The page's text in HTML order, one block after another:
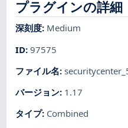
プラグインの詳細
深刻度: Medium
ID:97575
ファイル名:
バージョン: 1.17
タイプ: Combined